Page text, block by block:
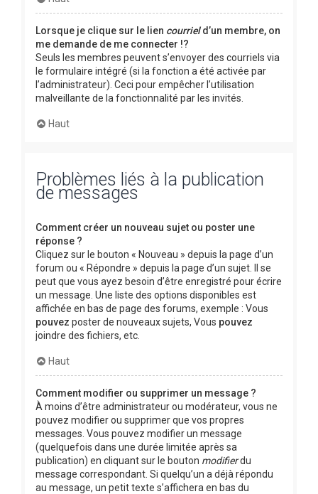
Lorsque je clique sur le lien courrield’un membre, on
me demande de me connecter !?
Seuls les membres peuvent s’envoyer des courriels via
le formulaire intégré (si la fonction a été activée par
l’administrateur). Ceci pour empêcher l’utilisation
malveillante de la fonctionnalité par les invités.
Haut
Problèmes liés à la publication
de messages
Comment créer un nouveau sujet ou poster une
réponse ?
Cliquez sur le bouton « Nouveau » depuis la page d’un
forum ou « Répondre » depuis la page d’un sujet. Il se
peut que vous ayez besoin d’être enregistré pour écrire
un message. Une liste des options disponibles est
affichée en bas de page des forums, exemple : Vous
pouvez poster de nouveaux sujets, Vous pouvez
joindre des fichiers, etc.
Haut
Comment modifier ou supprimer un message ?
À moins d’être administrateur ou modérateur, vous ne
pouvez modifier ou supprimer que vos propres
messages. Vous pouvez modifier un message
(quelquefois dans une durée limitée après sa
publication) en cliquant sur le bouton modifierdu
message correspondant. Si quelqu’un a déjà répondu
au message, un petit texte s’affichera en bas du